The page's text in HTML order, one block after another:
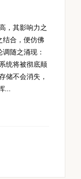
，其影响力之
结合，便仿佛
随之涌现：
统将被彻底颠
储不会消失，
...